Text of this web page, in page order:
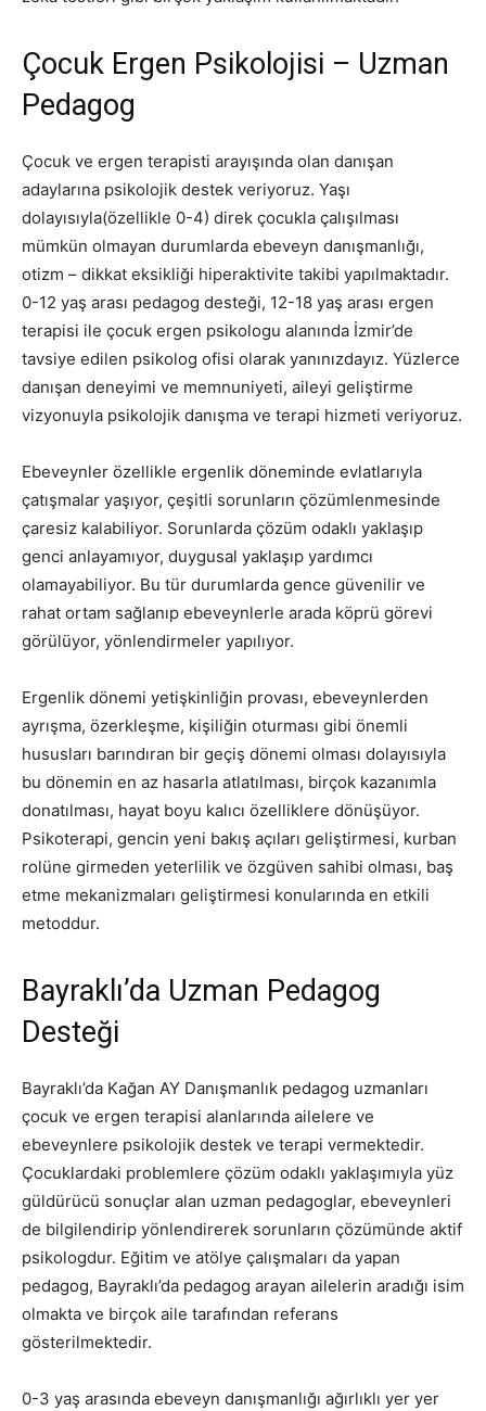
Çocuk Ergen Psikolojisi – Uzman
Pedagog
Çocuk ve ergen terapisti arayışında olan danışan
adaylarına psikolojik destek veriyoruz. Yaşı
dolayısıyla(özellikle 0-4) direk çocukla çalışılması
mümkün olmayan durumlarda ebeveyn danışmanlığı,
otizm – dikkat eksikliği hiperaktivite takibi yapılmaktadır.
0-12 yaş arası pedagog desteği, 12-18 yaş arası ergen
terapisi ile çocuk ergen psikologu alanında İzmir’de
tavsiye edilen psikolog ofisi olarak yanınızdayız. Yüzlerce
danışan deneyimi ve memnuniyeti, aileyi geliştirme
vizyonuyla psikolojik danışma ve terapi hizmeti veriyoruz.
Ebeveynler özellikle ergenlik döneminde evlatlarıyla
çatışmalar yaşıyor, çeşitli sorunların çözümlenmesinde
çaresiz kalabiliyor. Sorunlarda çözüm odaklı yaklaşıp
genci anlayamıyor, duygusal yaklaşıp yardımcı
olamayabiliyor. Bu tür durumlarda gence güvenilir ve
rahat ortam sağlanıp ebeveynlerle arada köprü görevi
görülüyor, yönlendirmeler yapılıyor.
Ergenlik dönemi yetişkinliğin provası, ebeveynlerden
ayrışma, özerkleşme, kişiliğin oturması gibi önemli
hususları barındıran bir geçiş dönemi olması dolayısıyla
bu dönemin en az hasarla atlatılması, birçok kazanımla
donatılması, hayat boyu kalıcı özelliklere dönüşüyor.
Psikoterapi, gencin yeni bakış açıları geliştirmesi, kurban
rolüne girmeden yeterlilik ve özgüven sahibi olması, baş
etme mekanizmaları geliştirmesi konularında en etkili
metoddur.
Bayraklı’da Uzman Pedagog
Desteği
Bayraklı’da Kağan AY Danışmanlık pedagog uzmanları
çocuk ve ergen terapisi alanlarında ailelere ve
ebeveynlere psikolojik destek ve terapi vermektedir.
Çocuklardaki problemlere çözüm odaklı yaklaşımıyla yüz
güldürücü sonuçlar alan uzman pedagoglar, ebeveynleri
de bilgilendirip yönlendirerek sorunların çözümünde aktif
psikologdur. Eğitim ve atölye çalışmaları da yapan
pedagog, Bayraklı’da pedagog arayan ailelerin aradığı isim
olmakta ve birçok aile tarafından referans
gösterilmektedir.
0-3 yaş arasında ebeveyn danışmanlığı ağırlıklı yer yer